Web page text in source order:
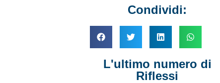
Condividi:
L'ultimo numero di
Riflessi